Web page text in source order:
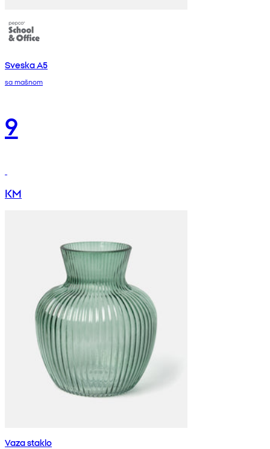
Sveska A5
sa mašnom
9
KM
Vaza staklo